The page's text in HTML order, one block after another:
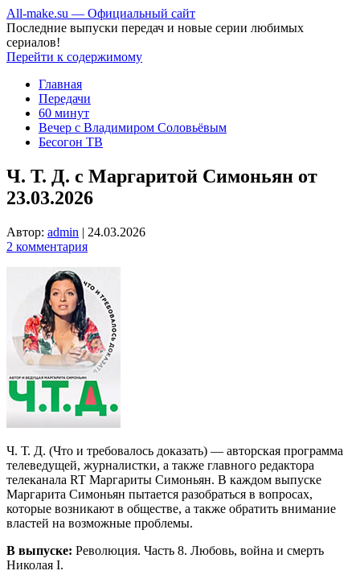
All-make.su — Официальный сайт
Последние выпуски передач и новые серии любимых
сериалов!
Перейти к содержимому
Главная
Передачи
60 минут
Вечер с Владимиром Соловьёвым
Бесогон ТВ
Ч. Т. Д. с Маргаритой Симоньян от
23.03.2026
Автор: admin | 24.03.2026
2 комментария
Ч. Т. Д. (Что и требовалось доказать) — авторская программа
телеведущей, журналистки, а также главного редактора
телеканала RT Маргариты Симоньян. В каждом выпуске
Маргарита Симоньян пытается разобраться в вопросах,
которые возникают в обществе, а также обратить внимание
властей на возможные проблемы.
В выпуске: Революция. Часть 8. Любовь, война и смерть
Николая I.